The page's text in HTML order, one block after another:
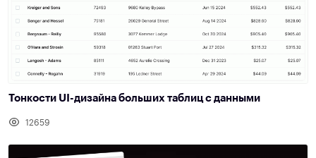
Тонкости UI-дизайна больших таблиц с данными
12659